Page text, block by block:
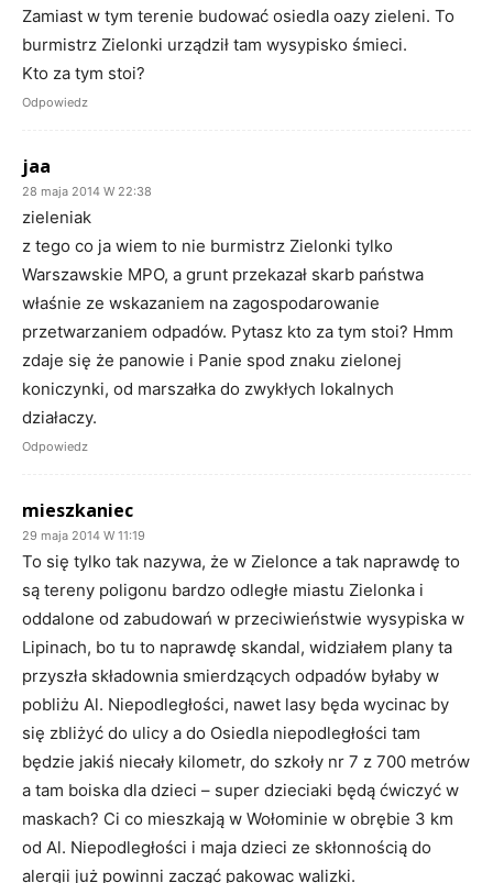
Zamiast w tym terenie budować osiedla oazy zieleni. To
burmistrz Zielonki urządził tam wysypisko śmieci.
Kto za tym stoi?
Odpowiedz
jaa
28 maja 2014 W 22:38
zieleniak
z tego co ja wiem to nie burmistrz Zielonki tylko
Warszawskie MPO, a grunt przekazał skarb państwa
właśnie ze wskazaniem na zagospodarowanie
przetwarzaniem odpadów. Pytasz kto za tym stoi? Hmm
zdaje się że panowie i Panie spod znaku zielonej
koniczynki, od marszałka do zwykłych lokalnych
działaczy.
Odpowiedz
mieszkaniec
29 maja 2014 W 11:19
To się tylko tak nazywa, że w Zielonce a tak naprawdę to
są tereny poligonu bardzo odległe miastu Zielonka i
oddalone od zabudowań w przeciwieństwie wysypiska w
Lipinach, bo tu to naprawdę skandal, widziałem plany ta
przyszła składownia smierdzących odpadów byłaby w
pobliżu Al. Niepodległości, nawet lasy będa wycinac by
się zbliżyć do ulicy a do Osiedla niepodległości tam
będzie jakiś niecały kilometr, do szkoły nr 7 z 700 metrów
a tam boiska dla dzieci – super dzieciaki będą ćwiczyć w
maskach? Ci co mieszkają w Wołominie w obrębie 3 km
od Al. Niepodległości i maja dzieci ze skłonnością do
alergii już powinni zacząć pakowac walizki.